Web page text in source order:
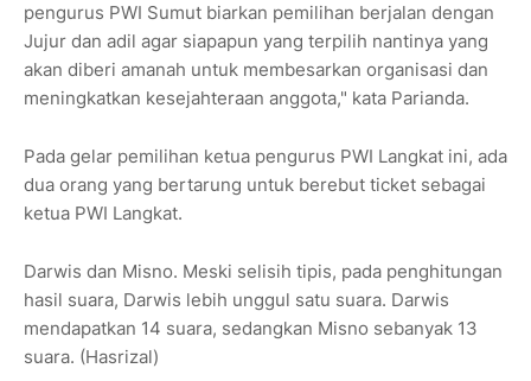
pengurus PWI Sumut biarkan pemilihan berjalan dengan
Jujur dan adil agar siapapun yang terpilih nantinya yang
akan diberi amanah untuk membesarkan organisasi dan
meningkatkan kesejahteraan anggota," kata Parianda.
Pada gelar pemilihan ketua pengurus PWI Langkat ini, ada
dua orang yang bertarung untuk berebut ticket sebagai
ketua PWI Langkat.
Darwis dan Misno. Meski selisih tipis, pada penghitungan
hasil suara, Darwis lebih unggul satu suara. Darwis
mendapatkan 14 suara, sedangkan Misno sebanyak 13
suara. (Hasrizal)